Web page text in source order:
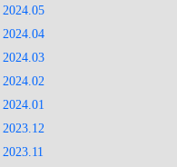
2024.05
2024.04
2024.03
2024.02
2024.01
2023.12
2023.11